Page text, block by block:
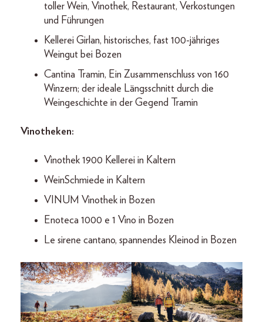
toller Wein, Vinothek, Restaurant, Verkostungen
und Führungen
Kellerei Girlan, historisches, fast 100-jähriges
Weingut bei Bozen
Cantina Tramin, Ein Zusammenschluss von 160
Winzern; der ideale Längsschnitt durch die
Weingeschichte in der Gegend Tramin
Vinotheken:
Vinothek 1900 Kellerei in Kaltern
WeinSchmiede in Kaltern
VINUM Vinothek in Bozen
Enoteca 1000 e 1 Vino in Bozen
Le sirene cantano, spannendes Kleinod in Bozen